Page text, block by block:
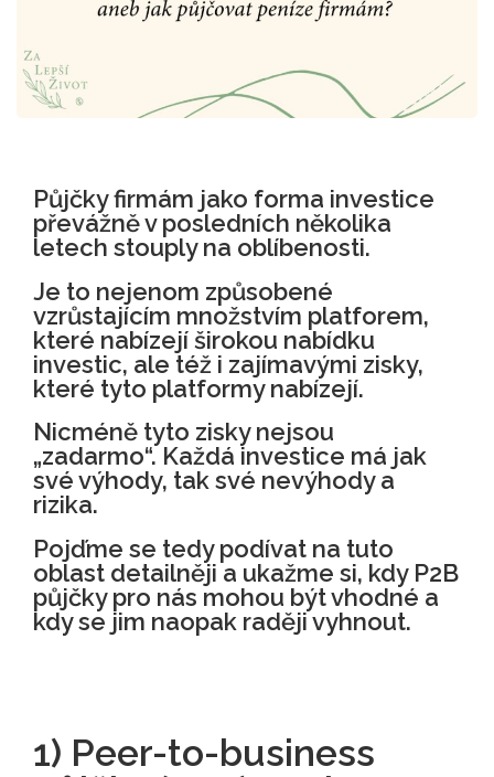
Půjčky firmám jako forma investice
převážně v posledních několika
letech stouply na oblíbenosti.
Je to nejenom způsobené
vzrůstajícím množstvím platforem,
které nabízejí širokou nabídku
investic, ale též i zajímavými zisky,
které tyto platformy nabízejí.
Nicméně tyto zisky nejsou
„zadarmo“. Každá investice má jak
své výhody, tak své nevýhody a
rizika.
Pojďme se tedy podívat na tuto
oblast detailněji a ukažme si, kdy P2B
půjčky pro nás mohou být vhodné a
kdy se jim naopak raději vyhnout.
1) Peer-to-business